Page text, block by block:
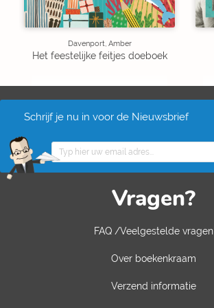
Davenport, Amber
Het feestelijke feitjes doeboek
Schrijf je nu in voor de Nieuwsbrief
Vragen?
FAQ /Veelgestelde vragen
Over boekenkraam
Verzend informatie